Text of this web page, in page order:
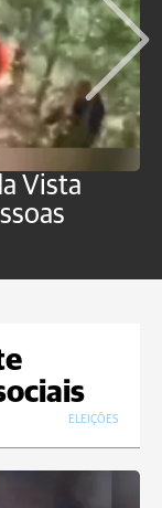
Vista
ELEIÇÕES